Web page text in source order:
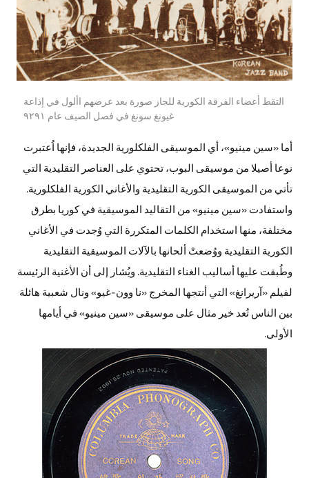
التقط أعضاء الفرقة الكورية للجاز صورة بعد عرضهم األول في إذاعة
غيونغ سونغ في فصل الصيف عام ٩٢٩١
أما «سين مينيو»، أي الموسيقى الفلكلورية الجديدة، فإنها اُعتبرت
نوعا أصيلا من موسيقى البوب، تحتوي على العناصر التقليدية التي
تأتي من الموسيقى الكورية التقليدية والأغاني الكورية الفلكلورية.
واستفادت «سين مينيو» من التقاليد الموسيقية في كوريا بطرق
مختلفة، منها استخدام الكلمات المتكررة التي وُجدت في الأغاني
الكورية التقليدية ووُضعتْ ألحانها بالآلات الموسيقية التقليدية
وطُبقت عليها أساليب الغناء التقليدية. ويُشار إلى أن الأغنية الرئيسة
لفيلم «آريرانغ» التي أنتجها المخرج «نا وون-غيو» ونال شعبية هائلة
بين الناس تُعد خير مثال على موسيقى «سين مينيو» في أيامها
الأولى.